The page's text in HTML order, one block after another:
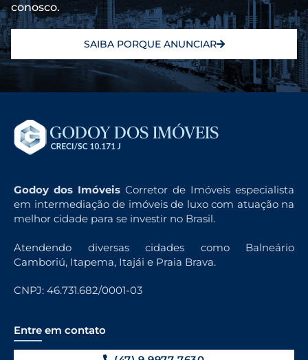
conosco.
SAIBA PORQUE ANUNCIAR
Godoy dos Imóveis Corretor de Imóveis especialista
em intermediação de imóveis de luxo com atuação na
melhor cidade para se investir no Brasil.
Atendendo diversas cidades como Balneário
Camboriú, Itapema, Itajái e Praia Brava.
CNPJ: 46.731.682/0001-03
Entre em contato